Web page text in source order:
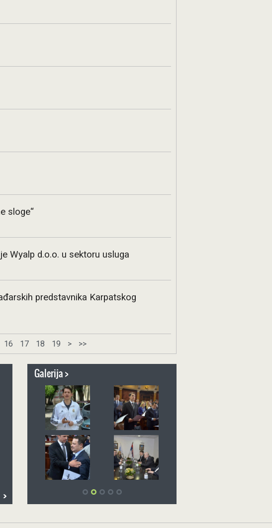
sloge“
Wyalp d.o.o. u sektoru usluga
predstavnika Karpatskog
16 17 18 19 > >>
Galerija >